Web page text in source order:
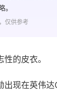
。
仅供参考
的皮衣。
出现在英伟